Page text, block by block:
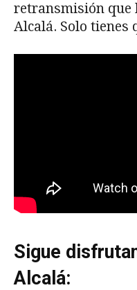
retransmisión que
Alcalá. Solo tienes
Sigue
Alcalá: